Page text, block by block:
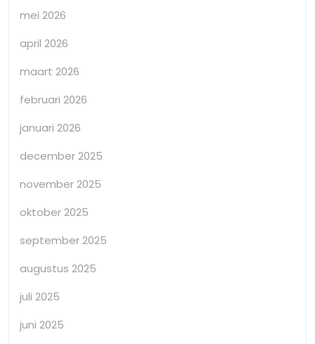
mei 2026
april 2026
maart 2026
februari 2026
januari 2026
december 2025
november 2025
oktober 2025
september 2025
augustus 2025
juli 2025
juni 2025